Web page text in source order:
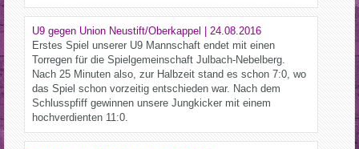
U9 gegen Union Neustift/Oberkappel | 24.08.2016
Erstes Spiel unserer U9 Mannschaft endet mit einen
Torregen für die Spielgemeinschaft Julbach-Nebelberg.
Nach 25 Minuten also, zur Halbzeit stand es schon 7:0, wo
das Spiel schon vorzeitig entschieden war. Nach dem
Schlusspfiff gewinnen unsere Jungkicker mit einem
hochverdienten 11:0.